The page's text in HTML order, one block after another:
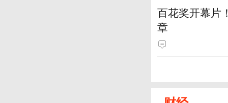
百花奖开幕片
章